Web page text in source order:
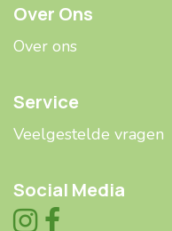
Over Ons
Over ons
Service
Veelgestelde ​​vragen
Social Media